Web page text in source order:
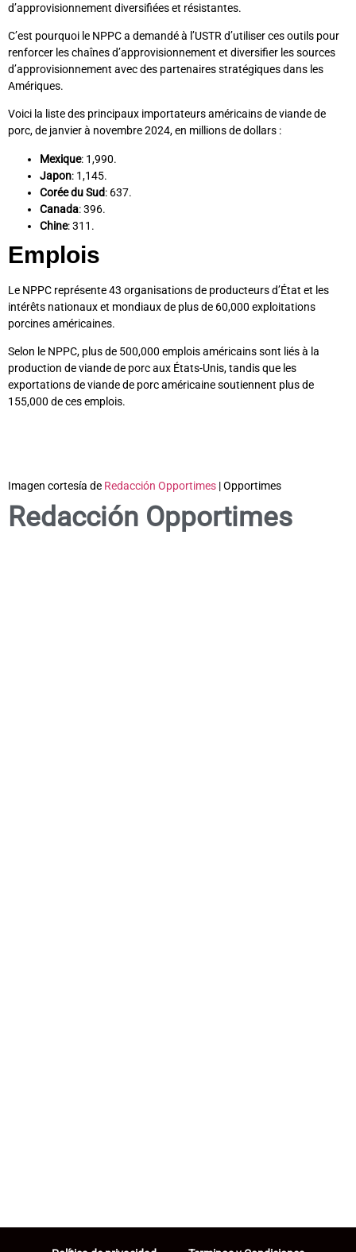
d’approvisionnement diversifiées et résistantes.
C’est pourquoi le NPPC a demandé à l’USTR d’utiliser ces outils pour
renforcer les chaînes d’approvisionnement et diversifier les sources
d’approvisionnement avec des partenaires stratégiques dans les
Amériques.
Voici la liste des principaux importateurs américains de viande de
porc, de janvier à novembre 2024, en millions de dollars :
Mexique: 1,990.
Japon: 1,145.
Corée du Sud: 637.
Canada: 396.
Chine: 311.
Emplois
Le NPPC représente 43 organisations de producteurs d’État et les
intérêts nationaux et mondiaux de plus de 60,000 exploitations
porcines américaines.
Selon le NPPC, plus de 500,000 emplois américains sont liés à la
production de viande de porc aux États-Unis, tandis que les
exportations de viande de porc américaine soutiennent plus de
155,000 de ces emplois.
Imagen cortesía de Redacción Opportimes | Opportimes
Redacción Opportimes